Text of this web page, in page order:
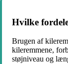
Hvilke
Brugen af
kileremmene,
støjniveau og